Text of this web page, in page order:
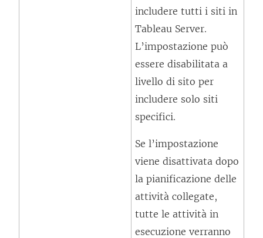
r
)
n
u
n
a
n
u
includere tutti i siti in
Tableau Server.
L’impostazione può
essere disabilitata a
livello di sito per
includere solo siti
specifici.
Se l’impostazione
viene disattivata dopo
la pianificazione delle
attività collegate,
tutte le attività in
esecuzione verranno